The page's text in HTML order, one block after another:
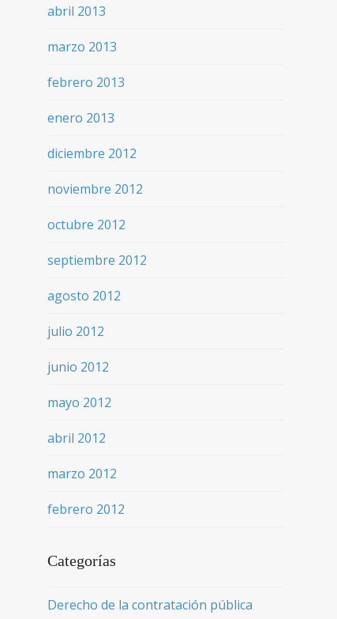
abril 2013
marzo 2013
febrero 2013
enero 2013
diciembre 2012
noviembre 2012
octubre 2012
septiembre 2012
agosto 2012
julio 2012
junio 2012
mayo 2012
abril 2012
marzo 2012
febrero 2012
Categorías
Derecho de la contratación pública